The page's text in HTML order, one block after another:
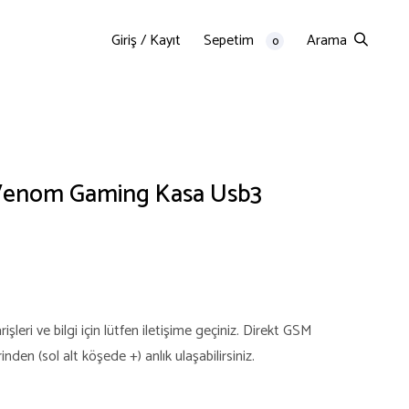
Giriş / Kayıt Sepetim 0 Arama
Gaming Kasa Usb3
ve bilgi için lütfen iletişime geçiniz. Direkt GSM
(sol alt köşede +) anlık ulaşabilirsiniz.